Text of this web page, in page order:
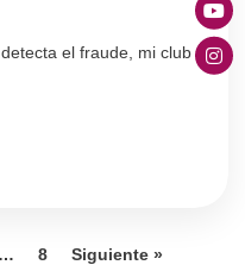
el fraude, mi club
… 8 Siguiente »